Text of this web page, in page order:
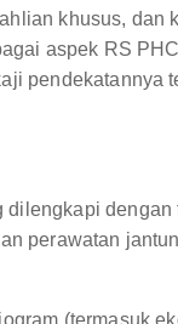
khusus, dan
aspek RS
pendekatannya
perawatan
(termasuk